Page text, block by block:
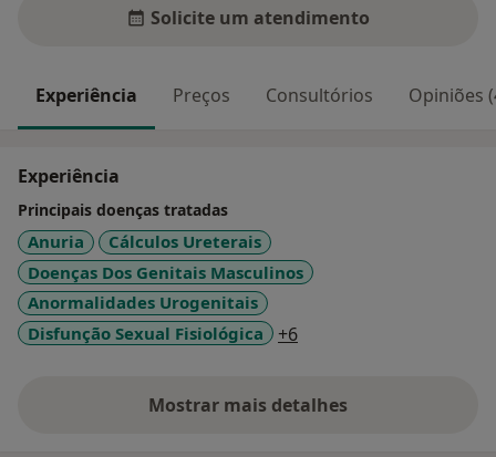
Solicite um atendimento
Experiência Preços Consultórios Opiniões
Experiência
Principais doenças tratadas
Anuria
Cálculos Ureterais
Doenças Dos Genitais Masculinos
Anormalidades Urogenitais
Disfunção Sexual Fisiológica
+6a11y_sr_more_diseases
Mostrar mais detalhes
sobre a experiência